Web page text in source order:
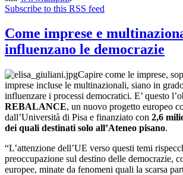
Subscribe to this RSS feed
Come imprese e
influenzano le democrazie
Capire come le imprese,
imprese incluse le multinazionali, siano in
influenzare i processi democratici. E’ questo
REBALANCE, un nuovo progetto europeo
dall’Università di Pisa e finanziato con 2,6
dei quali destinati solo all’Ateneo pisano.
“L’attenzione dell’UE verso questi temi
preoccupazione sul destino delle democrazie,
europee, minate da fenomeni quali la scarsa